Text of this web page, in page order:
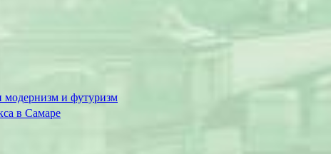
модернизм и футуризм
в Самаре